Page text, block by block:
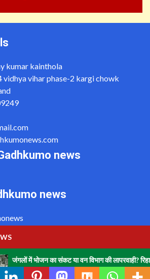
kumar kainthola
vidhya vihar phase-2 kargi chowk
news
news
rights reserved | For Website Designing
call Us: -8920664806
का संकट या वन विभाग की लापरवाही? रिहायशी इलाकों में